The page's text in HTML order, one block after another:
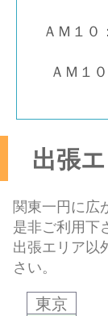
ＡＭ１０
ＡＭ１０
出張
関東一円に広
是非ご利用下
出張エリア以
さい。
東京